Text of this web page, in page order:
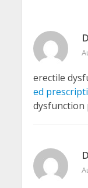
erectile
ed
dysfunction